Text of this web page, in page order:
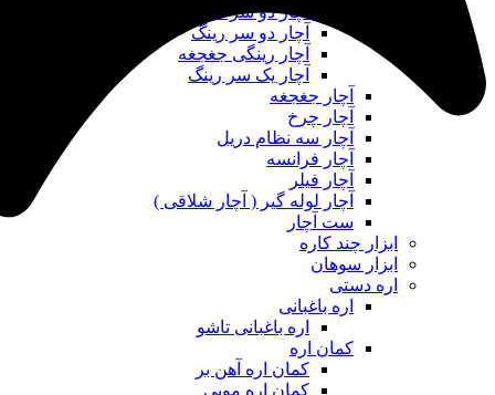
آچار دو سر تخت
آچار دو سر رینگ
آچار رینگی جغجغه
آچار یک سر رینگ
آچار جغجغه
آچار چرخ
آچار سه نظام دریل
آچار فرانسه
آچار فیلر
آچار لوله گیر ( آچار شلاقی )
ست آچار
ابزار چند کاره
ابزار سوهان
اره دستی
اره باغبانی
اره باغبانی تاشو
کمان اره
کمان اره آهن بر
کمان اره مویی